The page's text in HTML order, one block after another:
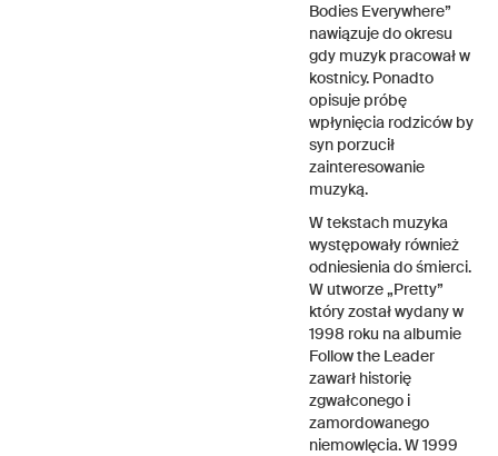
Bodies Everywhere”
nawiązuje do okresu
gdy muzyk pracował w
kostnicy. Ponadto
opisuje próbę
wpłynięcia rodziców by
syn porzucił
zainteresowanie
muzyką.
W tekstach muzyka
występowały również
odniesienia do śmierci.
W utworze „Pretty”
który został wydany w
1998 roku na albumie
Follow the Leader
zawarł historię
zgwałconego i
zamordowanego
niemowlęcia. W 1999